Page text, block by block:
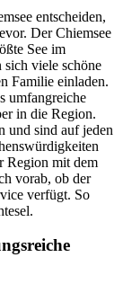
entscheiden,
Der Chiemsee
See im
viele schöne
Familie einladen.
umfangreiche
in die Region.
und sind auf jeden
Region mit dem
vorab, ob der
verfügt. So